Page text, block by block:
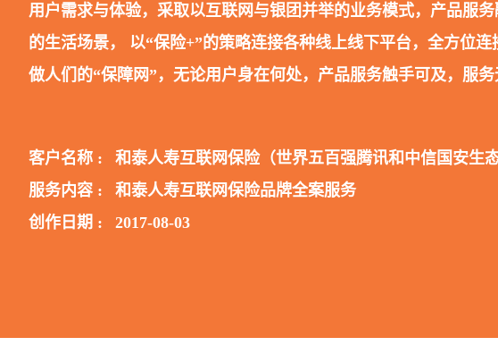
用户需求与体验，采取以互联网与银团并举的业务模式，产品服务
的生活场景， 以“保险+”的策略连接各种线上线下平台，全方位连
做人们的“保障网”，无论用户身在何处，产品服务触手可及，服
客户名称 :
和泰人寿互联网保险（世界五百强腾讯和中信国安生态
服务内容 :
和泰人寿互联网保险品牌全案服务
创作日期 :
2017-08-03